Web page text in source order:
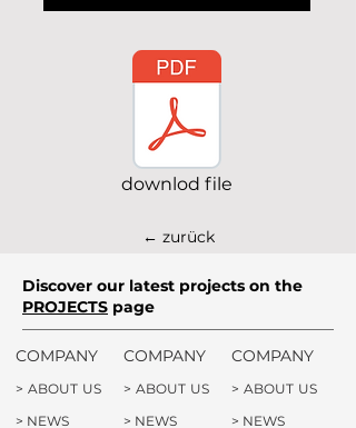
downlod file
← zurück
Discover our latest projects on the
PROJECTS page
COMPANY
> ABOUT US
> NEWS
COMPANY
> ABOUT US
> NEWS
COMPANY
> ABOUT US
> NEWS